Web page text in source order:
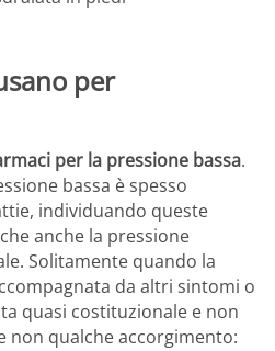
per
per la pressione bassa.
bassa è spesso
individuando queste
anche la pressione
Solitamente quando la
da altri sintomi o
quasi costituzionale e non
non qualche accorgimento: